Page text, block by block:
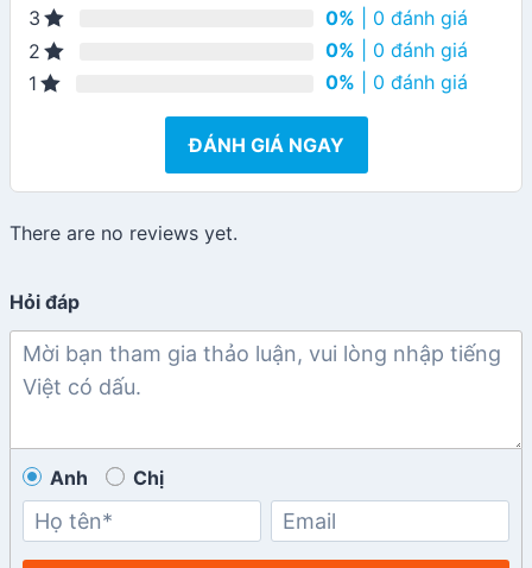
3
0% | 0 đánh giá
2
0% | 0 đánh giá
1
0% | 0 đánh giá
ĐÁNH GIÁ NGAY
There are no reviews yet.
Hỏi đáp
Anh Chị